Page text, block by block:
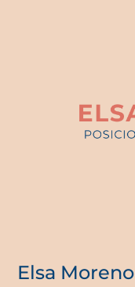
Elsa Moreno